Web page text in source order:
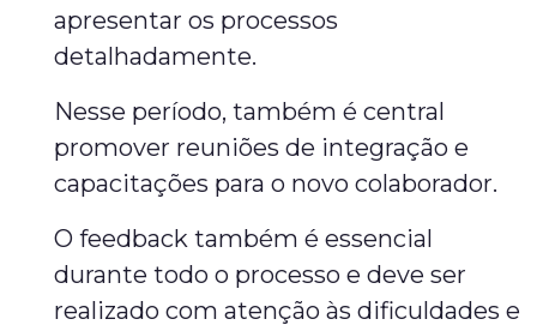
apresentar os processos
detalhadamente.
Nesse período, também é central
promover reuniões de integração e
capacitações para o novo colaborador.
O feedback também é essencial
durante todo o processo e deve ser
realizado com atenção às dificuldades e